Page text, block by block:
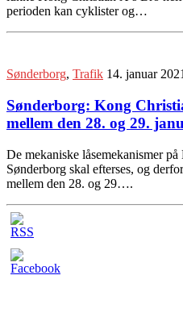
perioden kan cyklister og…
Sønderborg, Trafik 14. januar 2021
Sønderborg: Kong
mellem den 28. og 29.
De mekaniske låsemekanismer
Sønderborg skal efterses, og
mellem den 28. og 29….